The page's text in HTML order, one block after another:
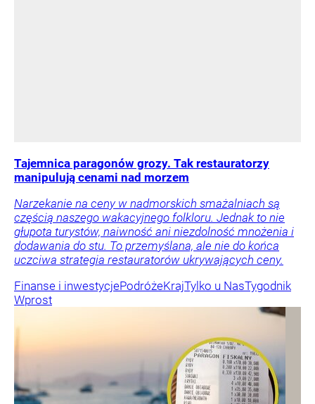
Tajemnica paragonów grozy. Tak restauratorzy
manipulują cenami nad morzem
Narzekanie na ceny w nadmorskich smażalniach są
częścią naszego wakacyjnego folkloru. Jednak to nie
głupota turystów, naiwność ani niezdolność mnożenia i
dodawania do stu. To przemyślana, ale nie do końca
uczciwa strategia restauratorów ukrywających ceny.
Finanse i inwestycjePodróżeKrajTylko u NasTygodnik
Wprost